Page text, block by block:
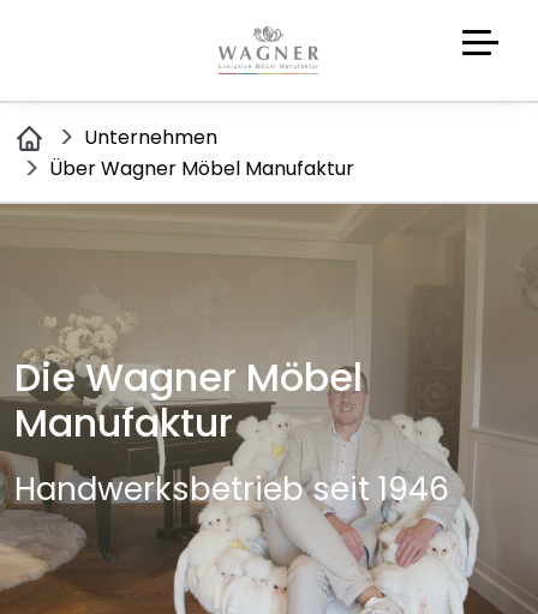
Unternehmen
Über Wagner Möbel Manufaktur
Die Wagner Möbel
Manufaktur
Handwerksbetrieb seit 1946